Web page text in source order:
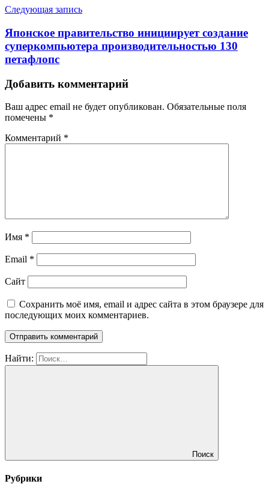
Следующая запись
Японское правительство инициирует создание
суперкомпьютера производительностью 130
петафлопс
Добавить комментарий
Ваш адрес email не будет опубликован. Обязательные поля
помечены *
Комментарий *
Имя *
Email *
Сайт
Сохранить моё имя, email и адрес сайта в этом браузере для
последующих моих комментариев.
Найти:
Поиск
Рубрики